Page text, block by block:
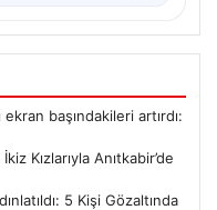
başındakileri artırdı:
Kızlarıyla Anıtkabir’de
5 Kişi Gözaltında